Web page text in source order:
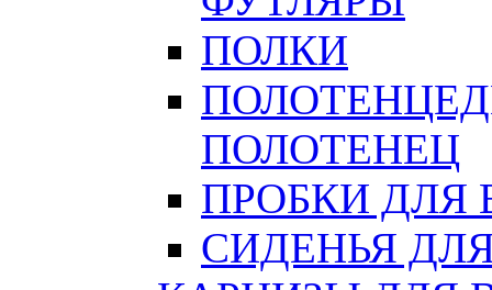
ПОЛКИ
ПОЛОТЕНЕЦ
ПРОБКИ ДЛЯ
СИДЕНЬЯ